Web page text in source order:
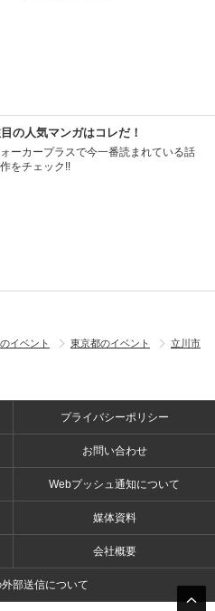
の人気マンガはコレだ！
ーカープラスで今一番読まれている話
をチェック!!
イベント 東京都のイベント
立川市
プライバシーポリシー
お問い合わせ
Webプッシュ通知について
媒体資料
会社概要
部送信について